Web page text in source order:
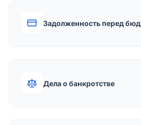
Задолженность перед
Дела о банкротстве